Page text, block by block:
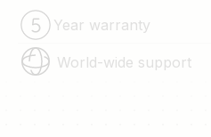
Year warranty
World-wide support